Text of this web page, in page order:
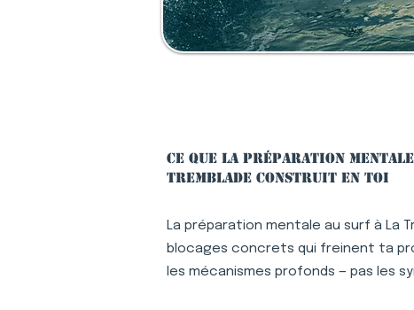
Ce que la préparation
Tremblade construit en toi
La préparation mentale au surf à La
blocages concrets qui freinent ta
les mécanismes profonds — pas les